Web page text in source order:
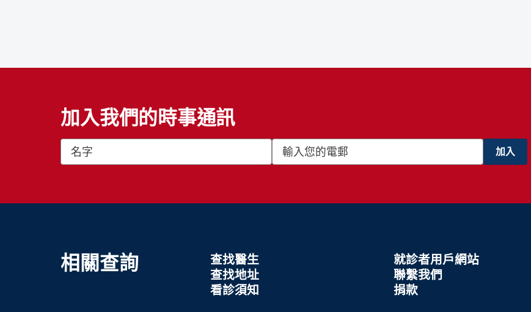
加入我們的時事通訊
相關查詢
查找醫生
查找地址
看診須知
就診者用戶網站
聯繫我們
捐款